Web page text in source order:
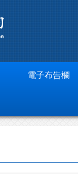
電子布告欄